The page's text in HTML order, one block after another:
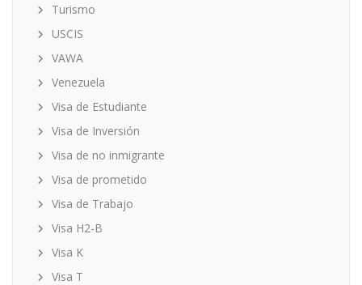
Turismo
USCIS
VAWA
Venezuela
Visa de Estudiante
Visa de Inversión
Visa de no inmigrante
Visa de prometido
Visa de Trabajo
Visa H2-B
Visa K
Visa T